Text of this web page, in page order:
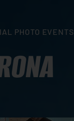
PHOTO EVENTS